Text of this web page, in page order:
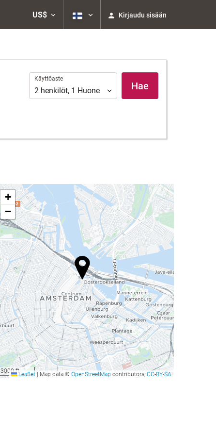
US$ Kirjaudu sisään
Käyttöaste
Käyttöaste
2 henkilöt, 1 Huone Hae
+
−
3000 ftLeaflet Map data © OpenStreetMap contributors, CC-BY-SA